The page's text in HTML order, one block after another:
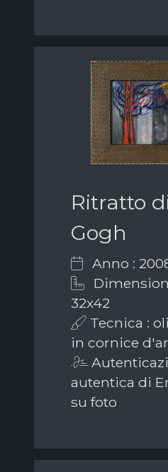
Ritratto
Gogh
Anno :
32x42
Tecnica :
in cornice
autentica di
su foto